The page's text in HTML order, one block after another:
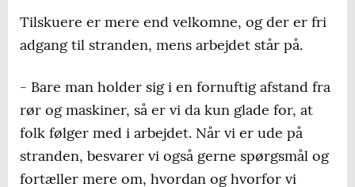
Tilskuere er mere end velkomne, og der er fri
adgang til stranden, mens arbejdet står på.
- Bare man holder sig i en fornuftig afstand fra
rør og maskiner, så er vi da kun glade for, at
folk følger med i arbejdet. Når vi er ude på
stranden, besvarer vi også gerne spørgsmål og
fortæller mere om, hvordan og hvorfor vi